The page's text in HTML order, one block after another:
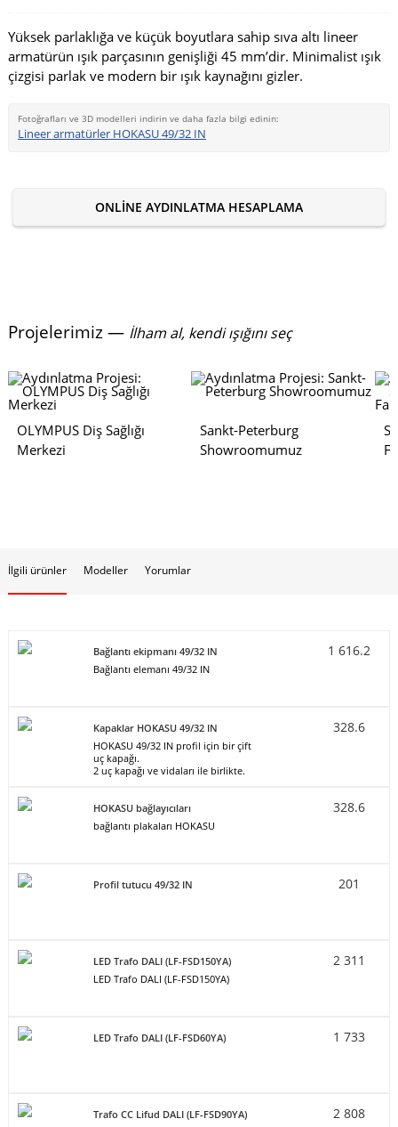
Yüksek parlaklığa ve küçük boyutlara sahip sıva altı lineer
armatürün ışık parçasının genişliği 45 mm’dir. Minimalist ışık
çizgisi parlak ve modern bir ışık kaynağını gizler.
Fotoğrafları ve 3D modelleri indirin ve daha fazla bilgi edinin:
Lineer armatürler HOKASU 49/32 IN
ONLINE AYDINLATMA HESAPLAMA
Projelerimiz — İlham al, kendi ışığını seç
OLYMPUS Diş Sağlığı
Merkezi
Sankt-Peterburg
Showroomumuz
İlgili ürünler Modeller Yorumlar
Bağlantı ekipmanı 49/32 IN
Bağlantı elemanı 49/32 IN
1 616.2
Kapaklar HOKASU 49/32 IN
HOKASU 49/32 IN profil için bir çift
uç kapağı.
2 uç kapağı ve vidaları ile birlikte.
328.6
HOKASU bağlayıcıları
bağlantı plakaları HOKASU
328.6
Profil tutucu 49/32 IN 201
LED Trafo DALI (LF-FSD150YA)
LED Trafo DALI (LF-FSD150YA)
2 311
LED Trafo DALI (LF-FSD60YA) 1 733
Trafo CC Lifud DALI (LF-FSD90YA)
2 808